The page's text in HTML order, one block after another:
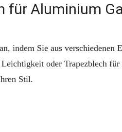
für Aluminium
indem Sie aus
oder Trapezblech
Stil.